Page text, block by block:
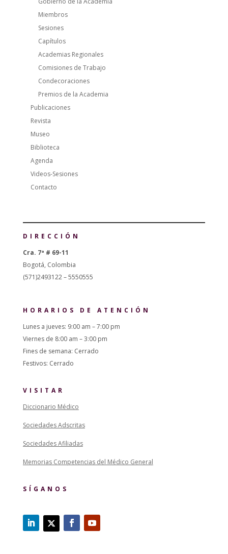
Miembros
Sesiones
Capítulos
Academias Regionales
Comisiones de Trabajo
Condecoraciones
Premios de la Academia
Publicaciones
Revista
Museo
Biblioteca
Agenda
Videos-Sesiones
Contacto
DIRECCIÓN
Cra. 7ª # 69-11
Bogotá, Colombia
(571)2493122 – 5550555
HORARIOS DE ATENCIÓN
Lunes a jueves: 9:00 am – 7:00 pm
Viernes de 8:00 am – 3:00 pm
Fines de semana: Cerrado
Festivos: Cerrado
VISITAR
Diccionario Médico
Sociedades Adscritas
Sociedades Afiliadas
Memorias Competencias del Médico General
SÍGANOS